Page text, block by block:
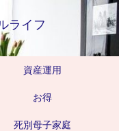
ライフ
資産運用
お得
死別母子家庭